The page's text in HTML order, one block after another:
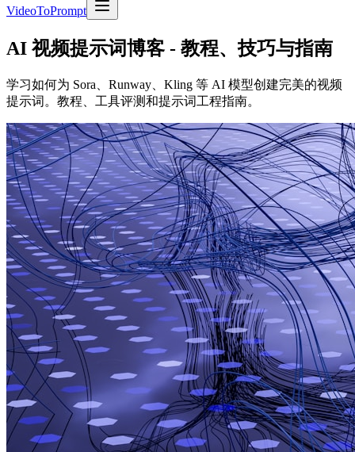
VideoToPrompt
AI 视频提示词博客 - 教程、技巧与指南
学习如何为 Sora、Runway、Kling 等 AI 模型创建完美的视频
提示词。教程、工具评测和提示词工程指南。